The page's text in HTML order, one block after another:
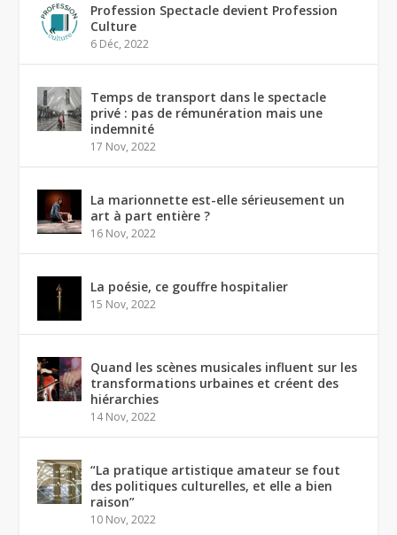
Profession Spectacle devient Profession
Culture
6 Déc, 2022
Temps de transport dans le spectacle
privé : pas de rémunération mais une
indemnité
17 Nov, 2022
La marionnette est-elle sérieusement un
art à part entière ?
16 Nov, 2022
La poésie, ce gouffre hospitalier
15 Nov, 2022
Quand les scènes musicales influent sur les
transformations urbaines et créent des
hiérarchies
14 Nov, 2022
“La pratique artistique amateur se fout
des politiques culturelles, et elle a bien
raison”
10 Nov, 2022